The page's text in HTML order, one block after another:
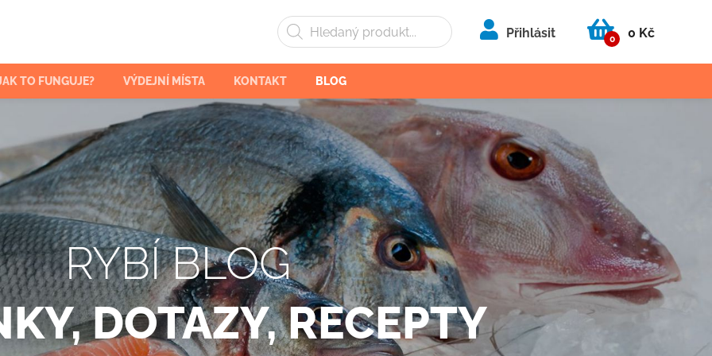
Products
search
Přihlásit 0 0 Kč
TO FUNGUJE? VÝDEJNÍ MÍSTA KONTAKT BLOG
RYBÍ BLOG
DOTAZY, RECEPTY